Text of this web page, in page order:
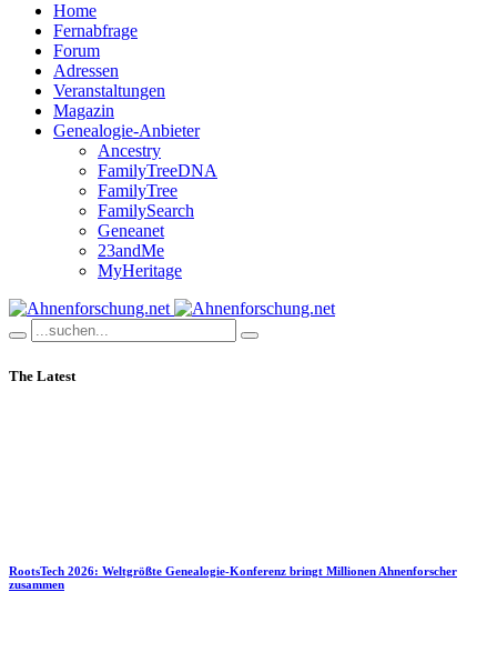
Home
Fernabfrage
Forum
Adressen
Veranstaltungen
Magazin
Genealogie-Anbieter
Ancestry
FamilyTreeDNA
FamilyTree
FamilySearch
Geneanet
23andMe
MyHeritage
The Latest
RootsTech 2026: Weltgrößte Genealogie-Konferenz bringt Millionen Ahnenforscher
zusammen